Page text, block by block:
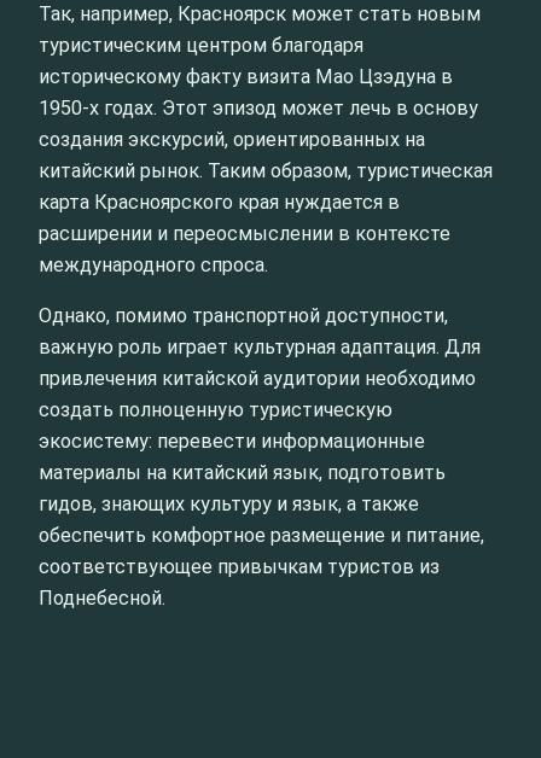
Так, например, Красноярск может стать новым
туристическим центром благодаря
историческому факту визита Мао Цзэдуна в
1950-х годах. Этот эпизод может лечь в основу
создания экскурсий, ориентированных на
китайский рынок. Таким образом, туристическая
карта Красноярского края нуждается в
расширении и переосмыслении в контексте
международного спроса.
Однако, помимо транспортной доступности,
важную роль играет культурная адаптация. Для
привлечения китайской аудитории необходимо
создать полноценную туристическую
экосистему: перевести информационные
материалы на китайский язык, подготовить
гидов, знающих культуру и язык, а также
обеспечить комфортное размещение и питание,
соответствующее привычкам туристов из
Поднебесной.